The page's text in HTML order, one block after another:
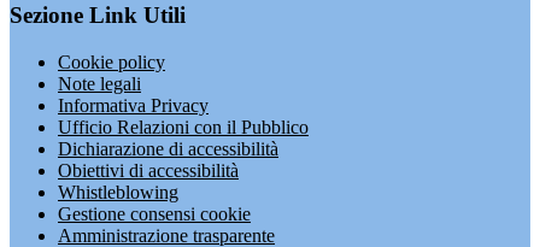
Sezione Link Utili
Cookie policy
Note legali
Informativa Privacy
Ufficio Relazioni con il Pubblico
Dichiarazione di accessibilità
Obiettivi di accessibilità
Whistleblowing
Gestione consensi cookie
Amministrazione trasparente